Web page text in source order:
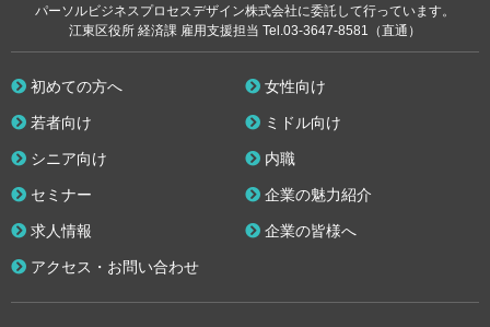
パーソルビジネスプロセスデザイン株式会社に委託して行っています。
江東区役所 経済課 雇用支援担当 Tel.03-3647-8581（直通）
初めての方へ 女性向け
若者向け ミドル向け
シニア向け 内職
セミナー 企業の魅力紹介
求人情報 企業の皆様へ
アクセス・お問い合わせ